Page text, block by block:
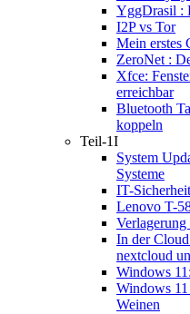
YggDrasil :
I2P vs Tor
Mein erstes
ZeroNet :
Xfce:
erreichbar
Bluetooth
koppeln
Teil-1I
System
Systeme
IT-
Lenovo T-
In der
nextcloud
Windows
Windows
Weinen